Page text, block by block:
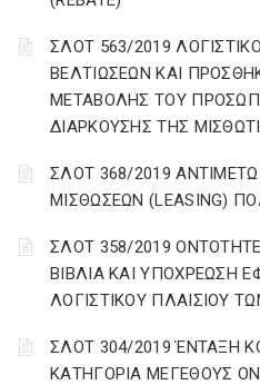
ΣΛΟΤ 563/2019
ΒΕΛΤΙΩΣΕΩΝ ΚΑΙ
ΜΕΤΑΒΟΛΗΣ ΤΟΥ
ΔΙΑΡΚΟΥΣΗΣ ΤΗΣ
ΣΛΟΤ 368/2019
ΜΙΣΘΩΣΕΩΝ (LEASING)
ΣΛΟΤ 358/2019
ΒΙΒΛΙΑ ΚΑΙ ΥΠΟΧΡΕΩΣΗ
ΛΟΓΙΣΤΙΚΟΥ ΠΛΑΙΣΙΟΥ
ΣΛΟΤ 304/2019 ΈΝΤΑΞΗ
ΚΑΤΗΓΟΡΙΑ ΜΕΓΕΘΟΥΣ